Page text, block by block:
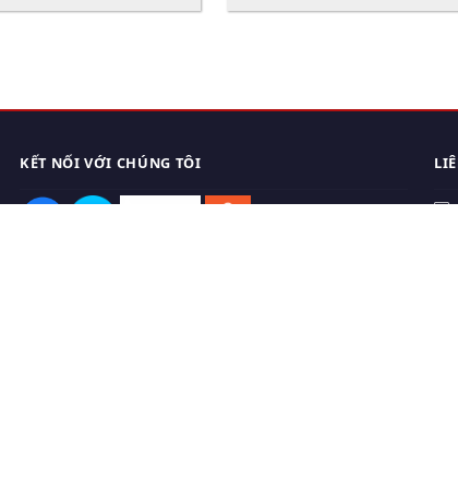
KẾT NỐI VỚI CHÚNG TÔI